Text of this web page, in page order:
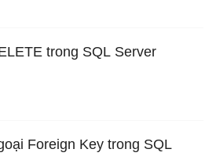
trong SQL Server
Foreign Key trong SQL